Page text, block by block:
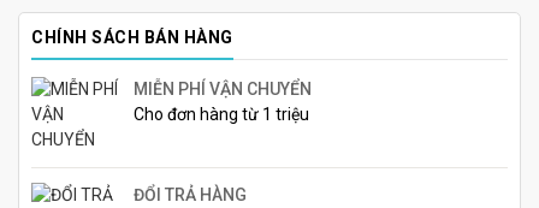
CHÍNH SÁCH BÁN HÀNG
MIỄN PHÍ VẬN CHUYỂN
Cho đơn hàng từ 1 triệu
ĐỔI TRẢ HÀNG